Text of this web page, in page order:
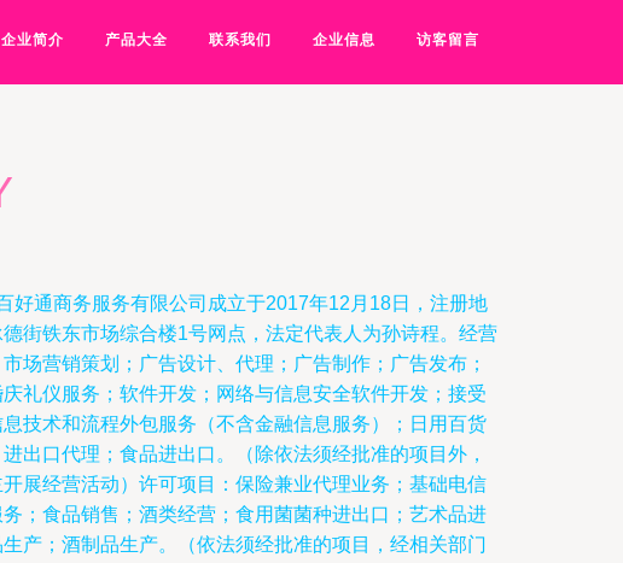
企业简介 产品大全 联系我们 企业信息 访客留言
好通商务服务有限公司成立于2017年12月18日，注册地
街铁东市场综合楼1号网点，法定代表人为孙诗程。经营
场营销策划；广告设计、代理；广告制作；广告发布；
礼仪服务；软件开发；网络与信息安全软件开发；接受
技术和流程外包服务（不含金融信息服务）；日用百货
出口代理；食品进出口。（除依法须经批准的项目外，
展经营活动）许可项目：保险兼业代理业务；基础电信
；食品销售；酒类经营；食用菌菌种进出口；艺术品进
产；酒制品生产。（依法须经批准的项目，经相关部门